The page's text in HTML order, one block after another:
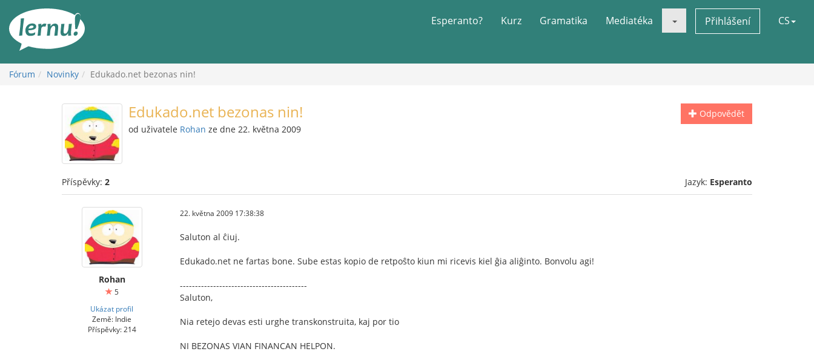
obsahu
Esperanto? Kurz Gramatika Mediatéka Přihlášení CS
Fórum Novinky Edukado.net bezonas nin!
Odpovědět
Edukado.net bezonas nin!
od uživatele Rohan ze dne 22. května 2009
Příspěvky: 2 Jazyk: Esperanto
Rohan
5
Ukázat profil
Země: Indie
Příspěvky: 214
22. května 2009 17:38:38
Saluton al ĉiuj.
Edukado.net ne fartas bone. Sube estas kopio de retpoŝto kiun mi ricevis kiel ĝia aliĝinto. Bonvolu agi!
------------------------------------------
Saluton,
Nia retejo devas esti urghe transkonstruita, kaj por tio
NI BEZONAS VIAN FINANCAN HELPON.